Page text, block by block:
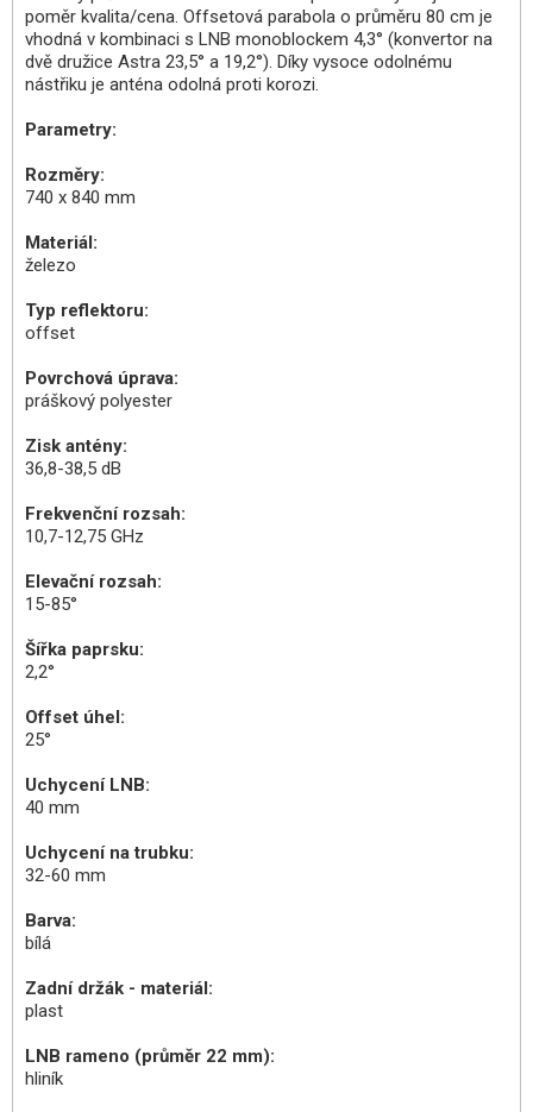
poměr kvalita/cena. Offsetová parabola o průměru 80 cm je
vhodná v kombinaci s LNB monoblockem 4,3° (konvertor na
dvě družice Astra 23,5° a 19,2°). Díky vysoce odolnému
nástřiku je anténa odolná proti korozi.
Parametry:
Rozměry:
740 x 840 mm
Materiál:
železo
Typ reflektoru:
offset
Povrchová úprava:
práškový polyester
Zisk antény:
36,8-38,5 dB
Frekvenční rozsah:
10,7-12,75 GHz
Elevační rozsah:
15-85°
Šířka paprsku:
2,2°
Offset úhel:
25°
Uchycení LNB:
40 mm
Uchycení na trubku:
32-60 mm
Barva:
bílá
Zadní držák - materiál:
plast
LNB rameno (průměr 22 mm):
hliník